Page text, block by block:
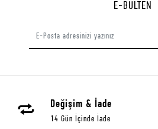
E-BÜLTEN
Değişim & İade
14 Gün İçinde İade